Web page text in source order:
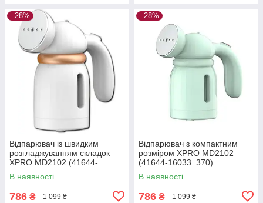
–28%
Відпарювач із швидким
розгладжуванням складок
XPRO MD2102 (41644-
16033_368)
В наявності
786 ₴ 1 099 ₴
–28%
Відпарювач з компактним
розміром XPRO MD2102
(41644-16033_370)
В наявності
786 ₴ 1 099 ₴